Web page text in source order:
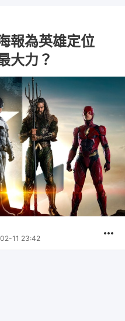
報為英雄定位
大力？
11 23:42